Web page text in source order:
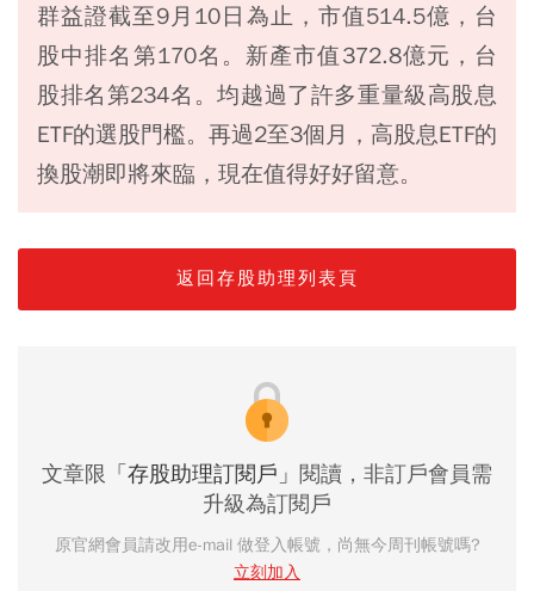
群益證截至9月10日為止，市值514.5億，台
股中排名第170名。新產市值372.8億元，台
股排名第234名。均越過了許多重量級高股息
ETF的選股門檻。再過2至3個月，高股息ETF的
換股潮即將來臨，現在值得好好留意。
返回存股助理列表頁
文章限 「存股助理訂閱戶」 閱讀，非訂戶會員需
升級為訂閱戶
原官網會員請改用e-mail 做登入帳號，尚無今周刊帳號嗎?
立刻加入